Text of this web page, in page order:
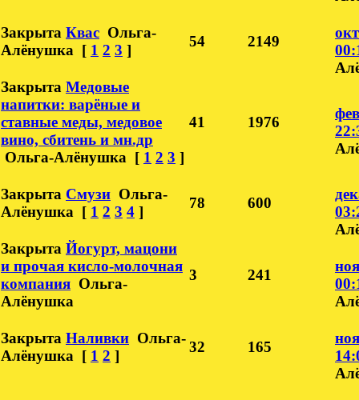
Закрыта Квас Ольга-
Алёнушка [ 1 2 3 ]
54 2149
Закрыта Медовые
напитки: варёные и
ставные меды, медовое
вино, сбитень и мн.др
Ольга-Алёнушка [ 1 2 3 ]
41 1976
Закрыта Смузи Ольга-
Алёнушка [ 1 2 3 4 ]
78 600
Закрыта Йогурт, мацони
и прочая кисло-молочная
компания Ольга-
Алёнушка
3 241
Закрыта Наливки Ольга-
Алёнушка [ 1 2 ]
32 165